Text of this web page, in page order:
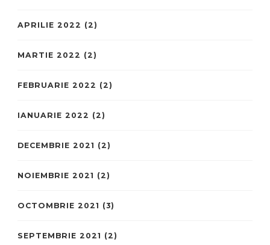
APRILIE 2022 (2)
MARTIE 2022 (2)
FEBRUARIE 2022 (2)
IANUARIE 2022 (2)
DECEMBRIE 2021 (2)
NOIEMBRIE 2021 (2)
OCTOMBRIE 2021 (3)
SEPTEMBRIE 2021 (2)